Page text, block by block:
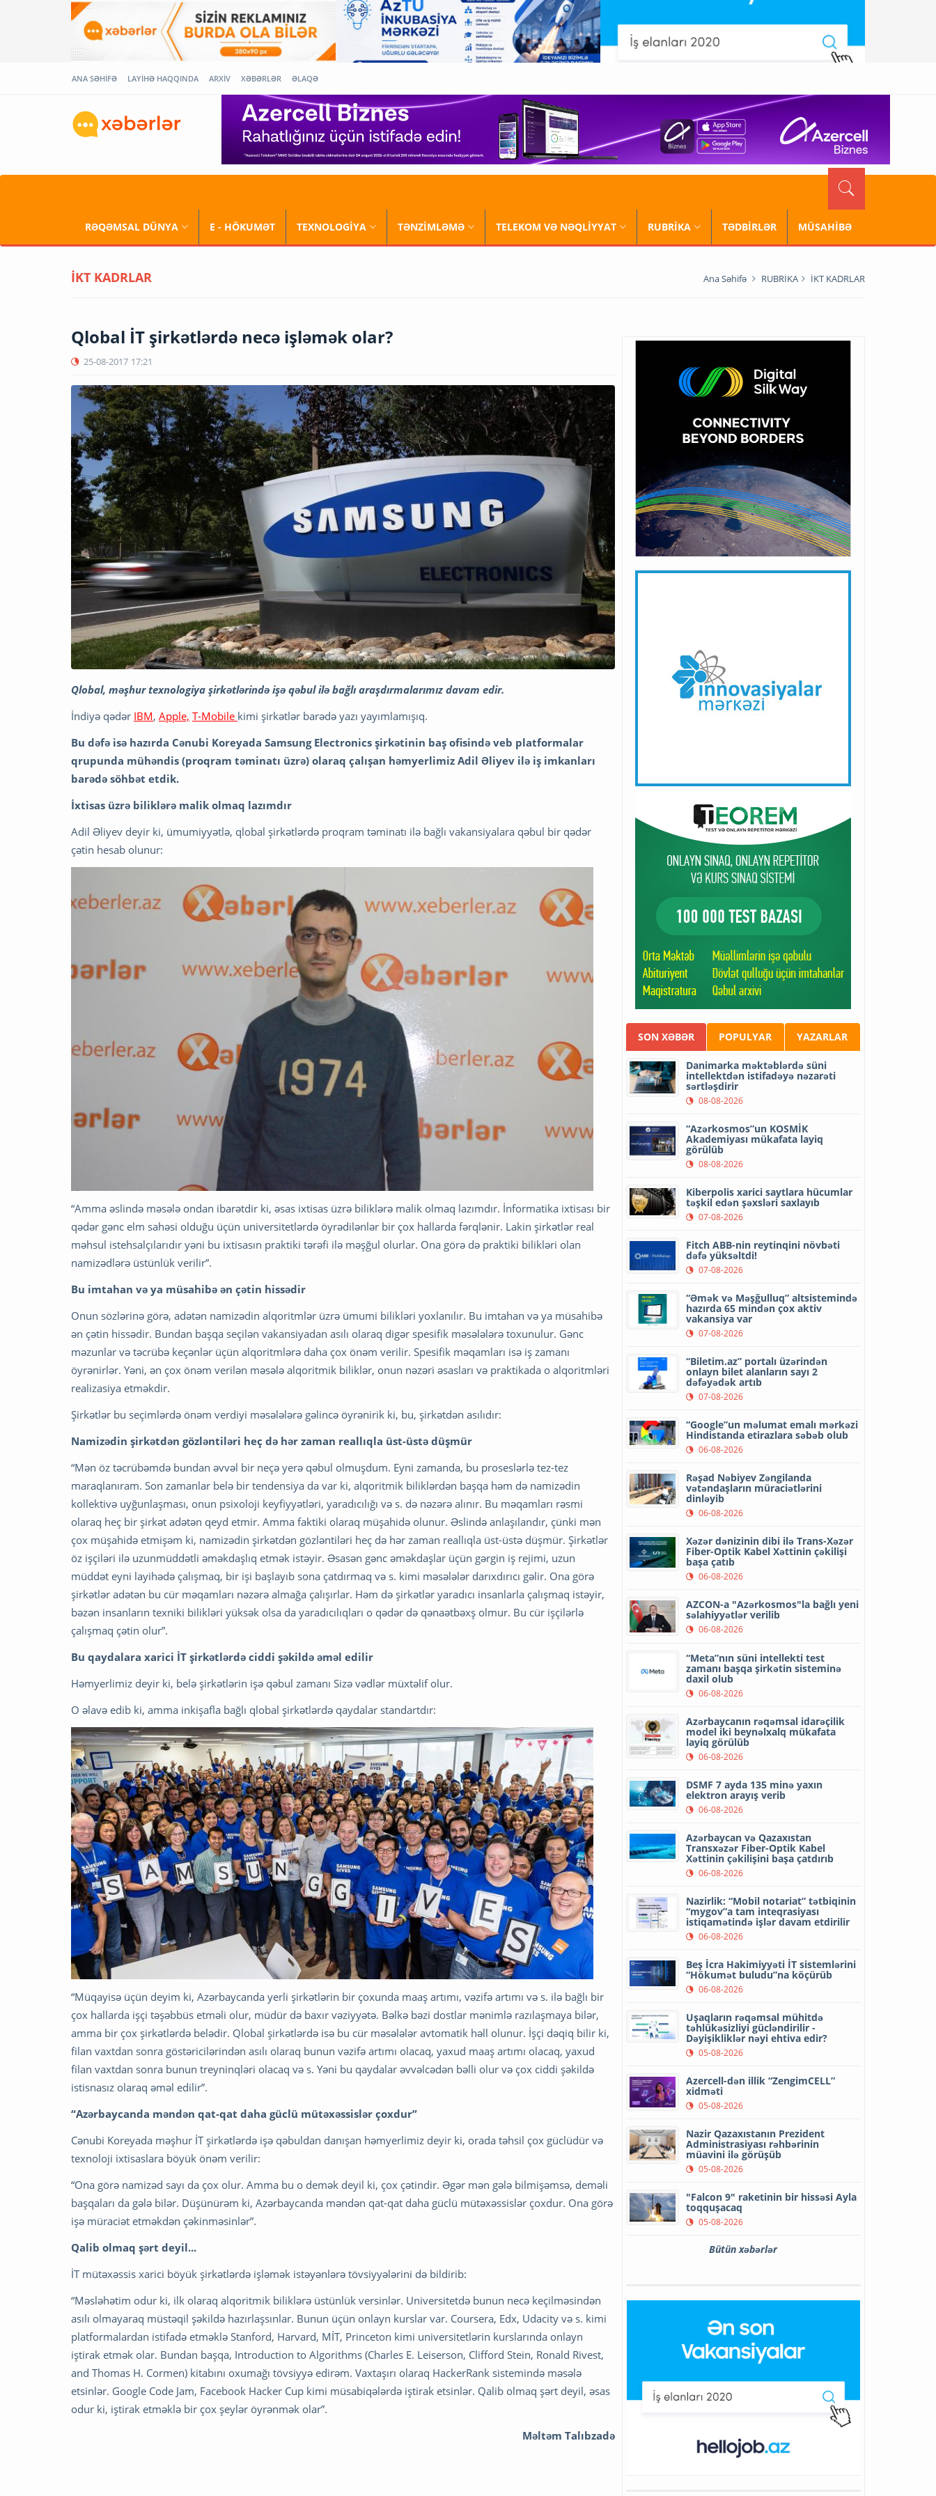
ANA SƏHİFƏ LAYİHƏ HAQQINDA ARXİV XƏBƏRLƏR ƏLAQƏ
RƏQƏMSAL DÜNYA E - HÖKUMƏT TEXNOLOGİYA TƏNZİMLƏMƏ TELEKOM VƏ NƏQLİYYAT RUBRİKA TƏDBİRLƏR MÜSAHİBƏ
İKT KADRLAR Ana Səhifə RUBRİKA İKT KADRLAR
Qlobal İT şirkətlərdə necə işləmək olar?
25-08-2017 17:21
Qlobal, məşhur texnologiya şirkətlərində işə qəbul ilə bağlı araşdırmalarımız davam edir.
İndiyə qədər IBM, Apple, T-Mobile kimi şirkətlər barədə yazı yayımlamışıq.
Bu dəfə isə hazırda Cənubi Koreyada Samsung Electronics şirkətinin baş ofisində veb platformalar
qrupunda mühəndis (proqram təminatı üzrə) olaraq çalışan həmyerlimiz Adil Əliyev ilə iş imkanları
barədə söhbət etdik.
İxtisas üzrə biliklərə malik olmaq lazımdır
Adil Əliyev deyir ki, ümumiyyətlə, qlobal şirkətlərdə proqram təminatı ilə bağlı vakansiyalara qəbul bir qədər
çətin hesab olunur:
“Amma əslində məsələ ondan ibarətdir ki, əsas ixtisas üzrə biliklərə malik olmaq lazımdır. İnformatika ixtisası bir
qədər gənc elm sahəsi olduğu üçün universitetlərdə öyrədilənlər bir çox hallarda fərqlənir. Lakin şirkətlər real
məhsul istehsalçılarıdır yəni bu ixtisasın praktiki tərəfi ilə məşğul olurlar. Ona görə də praktiki bilikləri olan
namizədlərə üstünlük verilir”.
Bu imtahan və ya müsahibə ən çətin hissədir
Onun sözlərinə görə, adətən namizədin alqoritmlər üzrə ümumi bilikləri yoxlanılır. Bu imtahan və ya müsahibə
ən çətin hissədir. Bundan başqa seçilən vakansiyadan asılı olaraq digər spesifik məsələlərə toxunulur. Gənc
məzunlar və təcrübə keçənlər üçün alqoritmlərə daha çox önəm verilir. Spesifik məqamları isə iş zamanı
öyrənirlər. Yəni, ən çox önəm verilən məsələ alqoritmik biliklər, onun nəzəri əsasları və praktikada o alqoritmləri
realizasiya etməkdir.
Şirkətlər bu seçimlərdə önəm verdiyi məsələlərə gəlincə öyrənirik ki, bu, şirkətdən asılıdır:
Namizədin şirkətdən gözləntiləri heç də hər zaman reallıqla üst-üstə düşmür
“Mən öz təcrübəmdə bundan əvvəl bir neçə yerə qəbul olmuşdum. Eyni zamanda, bu proseslərlə tez-tez
maraqlanıram. Son zamanlar belə bir tendensiya da var ki, alqoritmik biliklərdən başqa həm də namizədin
kollektivə uyğunlaşması, onun psixoloji keyfiyyətləri, yaradıcılığı və s. də nəzərə alınır. Bu məqamları rəsmi
olaraq heç bir şirkət adətən qeyd etmir. Amma faktiki olaraq müşahidə olunur. Əslində anlaşılandır, çünki mən
çox müşahidə etmişəm ki, namizədin şirkətdən gözləntiləri heç də hər zaman reallıqla üst-üstə düşmür. Şirkətlər
öz işçiləri ilə uzunmüddətli əməkdaşlıq etmək istəyir. Əsasən gənc əməkdaşlar üçün gərgin iş rejimi, uzun
müddət eyni layihədə çalışmaq, bir işi başlayıb sona çatdırmaq və s. kimi məsələlər darıxdırıcı gəlir. Ona görə
şirkətlər adətən bu cür məqamları nəzərə almağa çalışırlar. Həm də şirkətlər yaradıcı insanlarla çalışmaq istəyir,
bəzən insanların texniki bilikləri yüksək olsa da yaradıcılıqları o qədər də qənaətbəxş olmur. Bu cür işçilərlə
çalışmaq çətin olur”.
Bu qaydalara xarici İT şirkətlərdə ciddi şəkildə əməl edilir
Həmyerlimiz deyir ki, belə şirkətlərin işə qəbul zamanı Sizə vədlər müxtəlif olur.
O əlavə edib ki, amma inkişafla bağlı qlobal şirkətlərdə qaydalar standartdır:
“Müqayisə üçün deyim ki, Azərbaycanda yerli şirkətlərin bir çoxunda maaş artımı, vəzifə artımı və s. ilə bağlı bir
çox hallarda işçi təşəbbüs etməli olur, müdür də baxır vəziyyətə. Bəlkə bəzi dostlar mənimlə razılaşmaya bilər,
amma bir çox şirkətlərdə belədir. Qlobal şirkətlərdə isə bu cür məsələlər avtomatik həll olunur. İşçi dəqiq bilir ki,
filan vaxtdan sonra göstəricilərindən asılı olaraq bunun vəzifə artımı olacaq, yaxud maaş artımı olacaq, yaxud
filan vaxtdan sonra bunun treyninqləri olacaq və s. Yəni bu qaydalar əvvəlcədən bəlli olur və çox ciddi şəkildə
istisnasız olaraq əməl edilir”.
“Azərbaycanda məndən qat-qat daha güclü mütəxəssislər çoxdur”
Cənubi Koreyada məşhur İT şirkətlərdə işə qəbuldan danışan həmyerlimiz deyir ki, orada təhsil çox güclüdür və
texnoloji ixtisaslara böyük önəm verilir:
“Ona görə namizəd sayı da çox olur. Amma bu o demək deyil ki, çox çətindir. Əgər mən gələ bilmişəmsə, deməli
başqaları da gələ bilər. Düşünürəm ki, Azərbaycanda məndən qat-qat daha güclü mütəxəssislər çoxdur. Ona görə
işə müraciət etməkdən çəkinməsinlər”.
Qalib olmaq şərt deyil...
İT mütəxəssis xarici böyük şirkətlərdə işləmək istəyənlərə tövsiyyələrini də bildirib:
“Məsləhətim odur ki, ilk olaraq alqoritmik biliklərə üstünlük versinlər. Universitetdə bunun necə keçilməsindən
asılı olmayaraq müstəqil şəkildə hazırlaşsınlar. Bunun üçün onlayn kurslar var. Coursera, Edx, Udacity və s. kimi
platformalardan istifadə etməklə Stanford, Harvard, MİT, Princeton kimi universitetlərin kurslarında onlayn
iştirak etmək olar. Bundan başqa, Introduction to Algorithms (Charles E. Leiserson, Clifford Stein, Ronald Rivest,
and Thomas H. Cormen) kitabını oxumağı tövsiyyə edirəm. Vaxtaşırı olaraq HackerRank sistemində məsələ
etsinlər. Google Code Jam, Facebook Hacker Cup kimi müsabiqələrdə iştirak etsinlər. Qalib olmaq şərt deyil, əsas
odur ki, iştirak etməklə bir çox şeylər öyrənmək olar”.
Məltəm Talıbzadə
SON XƏBƏR POPULYAR YAZARLAR
Danimarka məktəblərdə süni
intellektdən istifadəyə nəzarəti
sərtləşdirir
08-08-2026
“Azərkosmos”un KOSMİK
Akademiyası mükafata layiq
görülüb
08-08-2026
Kiberpolis xarici saytlara hücumlar
təşkil edən şəxsləri saxlayıb
07-08-2026
Fitch ABB-nin reytinqini növbəti
dəfə yüksəltdi!
07-08-2026
“Əmək və Məşğulluq” altsistemində
hazırda 65 mindən çox aktiv
vakansiya var
07-08-2026
“Biletim.az” portalı üzərindən
onlayn bilet alanların sayı 2
dəfəyədək artıb
07-08-2026
“Google”un məlumat emalı mərkəzi
Hindistanda etirazlara səbəb olub
06-08-2026
Rəşad Nəbiyev Zəngilanda
vətəndaşların müraciətlərini
dinləyib
06-08-2026
Xəzər dənizinin dibi ilə Trans-Xəzər
Fiber-Optik Kabel Xəttinin çəkilişi
başa çatıb
06-08-2026
AZCON-a "Azərkosmos"la bağlı yeni
səlahiyyətlər verilib
06-08-2026
“Meta”nın süni intellekti test
zamanı başqa şirkətin sisteminə
daxil olub
06-08-2026
Azərbaycanın rəqəmsal idarəçilik
model iki beynəlxalq mükafata
layiq görülüb
06-08-2026
DSMF 7 ayda 135 minə yaxın
elektron arayış verib
06-08-2026
Azərbaycan və Qazaxıstan
Transxəzər Fiber-Optik Kabel
Xəttinin çəkilişini başa çatdırıb
06-08-2026
Nazirlik: “Mobil notariat” tətbiqinin
“mygov”a tam inteqrasiyası
istiqamətində işlər davam etdirilir
06-08-2026
Beş İcra Hakimiyyəti İT sistemlərini
“Hökumət buludu”na köçürüb
06-08-2026
Uşaqların rəqəmsal mühitdə
təhlükəsizliyi gücləndirilir -
Dəyişikliklər nəyi ehtiva edir?
05-08-2026
Azercell-dən illik “ZengimCELL”
xidməti
05-08-2026
Nazir Qazaxıstanın Prezident
Administrasiyası rəhbərinin
müavini ilə görüşüb
05-08-2026
"Falcon 9" raketinin bir hissəsi Ayla
toqquşacaq
05-08-2026
Bütün xəbərlər